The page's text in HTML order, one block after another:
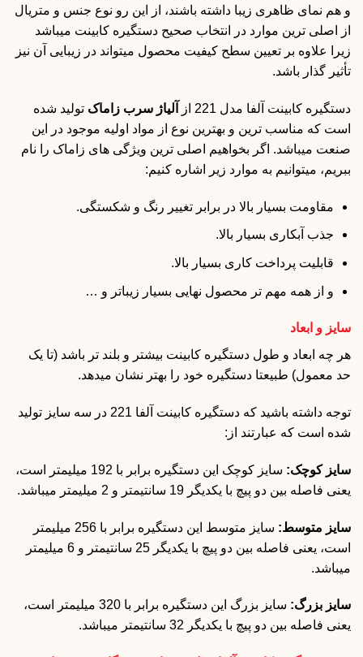
و هم نمای ظاهری زیبا داشته باشند، از این رو نوع جنس و متریال
از اصلی ترین موارد در انتخاب صحیح دستگیره کابینت میباشد
زیرا علاوه بر تعیین سطح کیفیت محصول میتواند در زیبایی آن نیز
تأثیر گذار باشد.
دستگیره کابینت آلفا مدل 221 از آلیاژ سرب زاماک تولید شده
است که مناسب ترین و بهترین نوع از مواد اولیه موجود در این
صنعت میباشد. اگر بخواهیم اصلی ترین ویژگی های زاماک را نام
ببریم، میتوانیم به موارد زیر اشاره کنیم:
مقاومت بسیار بالا در برابر تغییر رنگ و شکستگی.
جذب آبکاری بسیار بالا.
قابلیت پرداخت کاری بسیار بالا.
و از همه مهم تر محصول نهایی بسیار زیباتر و …
سایز و ابعاد
هر چه ابعاد و طول دستگیره کابینت بیشتر و بلند تر باشد (تا یک
حد معمول) طبیعتا دستگیره خود را بهتر نشان میدهد.
توجه داشته باشید که دستگیره کابینت آلفا 221 در سه سایز تولید
شده است که عبارتند از:
سایز کوچک:
سایز کوچک این دستگیره برابر با 192 میلیمتر است،
یعنی فاصله بین دو پیچ با یکدیگر 19 سانتیمتر و 2 میلیمتر میباشد.
سایز متوسط:
سایز متوسط این دستگیره برابر با 256 میلیمتر
است، یعنی فاصله بین دو پیچ با یکدیگر 25 سانتیمتر و 6 میلیمتر
میباشد.
سایز بزرگ:
سایز بزرگ این دستگیره برابر با 320 میلیمتر است،
یعنی فاصله بین دو پیچ با یکدیگر 32 سانتیمتر میباشد.